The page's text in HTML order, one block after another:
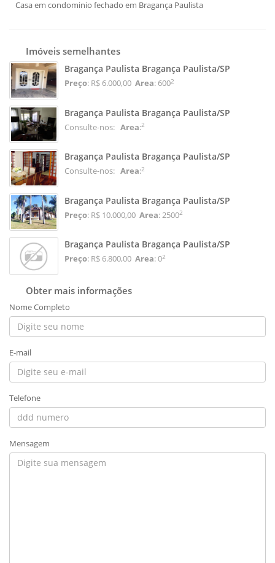
Casa em condominio fechado em Bragança Paulista
Imóveis semelhantes
Bragança Paulista Bragança Paulista/SP
Preço: R$ 6.000,00 Area: 6002
Bragança Paulista Bragança Paulista/SP
Consulte-nos: Area:2
Bragança Paulista Bragança Paulista/SP
Consulte-nos: Area:2
Bragança Paulista Bragança Paulista/SP
Preço: R$ 10.000,00 Area: 25002
Bragança Paulista Bragança Paulista/SP
Preço: R$ 6.800,00 Area: 02
Obter mais informações
Nome Completo
E-mail
Telefone
Mensagem